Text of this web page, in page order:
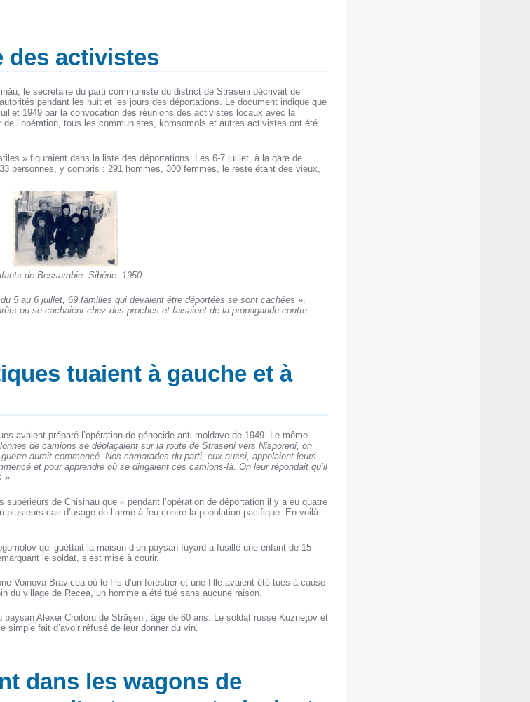
des activistes
le secrétaire du parti communiste du district de Straseni décrivait de
pendant les nuit et les jours des déportations. Le document indique que
1949 par la convocation des réunions des activistes locaux avec la
l’opération, tous les communistes, komsomols et autres activistes ont été
» figuraient dans la liste des déportations. Les 6-7 juillet, à la gare de
personnes, y compris : 291 hommes, 300 femmes, le reste étant des vieux,
de Bessarabie. Sibérie. 1950
5 au 6 juillet, 69 familles qui devaient être déportées se sont cachées ».
ou se cachaient chez des proches et faisaient de la propagande contre-
tuaient à gauche et à
avaient préparé l’opération de génocide anti-moldave de 1949. Le même
de camions se déplaçaient sur la route de Straseni vers Nisporeni, on
aurait commencé. Nos camarades du parti, eux-aussi, appelaient leurs
et pour apprendre où se dirigaient ces camions-là. On leur répondait qu’il
».
de Chisinau que « pendant l’opération de déportation il y a eu quatre
cas d’usage de l’arme à feu contre la population pacifique. En voilà
qui guéttait la maison d’un paysan fuyard a fusillé une enfant de 15
le soldat, s’est mise à courir.
Voinova-Bravicea où le fils d’un forestier et une fille avaient été tués à cause
du village de Recea, un homme a été tué sans aucune raison.
Alexei Croitoru de Strășeni, âgé de 60 ans. Le soldat russe Kuznețov et
fait d’avoir réfusé de leur donner du vin.
dans les wagons de